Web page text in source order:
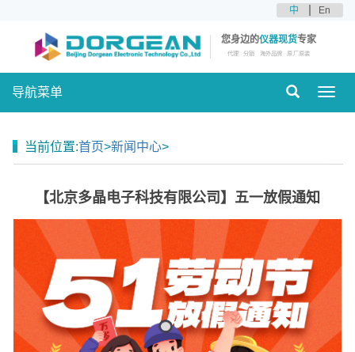
中 En
您身边的仪器现货专家
代理 分销 海外品牌 原厂原装
导航菜单
当前位置:首页>新闻中心>
【北京多晶电子科技有限公司】五一放假通知